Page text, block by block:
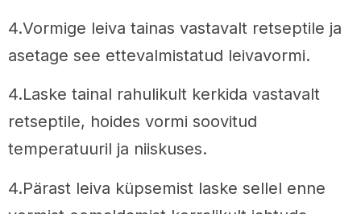
4.Vormige leiva tainas vastavalt retseptile ja
asetage see ettevalmistatud leivavormi.
4.Laske tainal rahulikult kerkida vastavalt
retseptile, hoides vormi soovitud
temperatuuril ja niiskuses.
4.Pärast leiva küpsemist laske sellel enne